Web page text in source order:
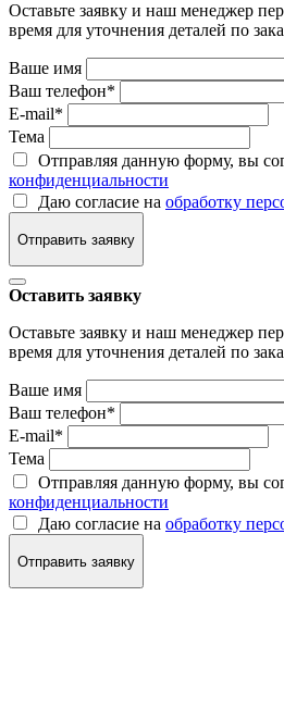
Оставьте заявку и наш менеджер
время для уточнения деталей по
Ваше имя
Ваш телефон*
E-mail*
Тема
Отправляя данную форму, вы
конфиденциальности
Даю согласие на обработку
Отправить заявку
Оставить заявку
Оставьте заявку и наш менеджер
время для уточнения деталей по
Ваше имя
Ваш телефон*
E-mail*
Тема
Отправляя данную форму, вы
конфиденциальности
Даю согласие на обработку
Отправить заявку